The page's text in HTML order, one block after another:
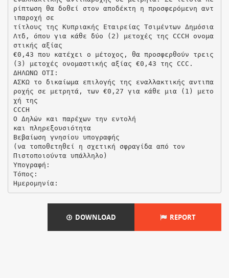
ρίπτωση θα δοθεί στον αποδέκτη η προσφερόμενη αντ
ιπαροχή σε
τίτλους της Κυπριακής Εταιρείας Τσιμέντων Δημόσια
Λτδ, όπου για κάθε δύο (2) μετοχές της CCCH ονομα
στικής αξίας
€0,43 που κατέχει ο μέτοχος, θα προσφερθούν τρεις
(3) μετοχές ονομαστικής αξίας €0,43 της CCC.
ΔΗΛΩΝΩ ΟΤΙ:
ΑΣΚΩ το δικαίωμα επιλογής της εναλλακτικής αντιπα
ροχής σε μετρητά, των €0,27 για κάθε μια (1) μετο
χή της
CCCH
Ο Δηλών και παρέχων την εντολή
και πληρεξουσιότητα
Βεβαίωση γνησίου υπογραφής
(να τοποθετηθεί η σχετική σφραγίδα από τον
Πιστοποιούντα υπάλληλο)
Υπογραφή:
Τόπος:
DOWNLOAD REPORT